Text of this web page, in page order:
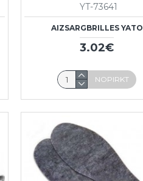
YT-73641
AIZSARGBRILLES YATO
3.02€
NOPIRKT